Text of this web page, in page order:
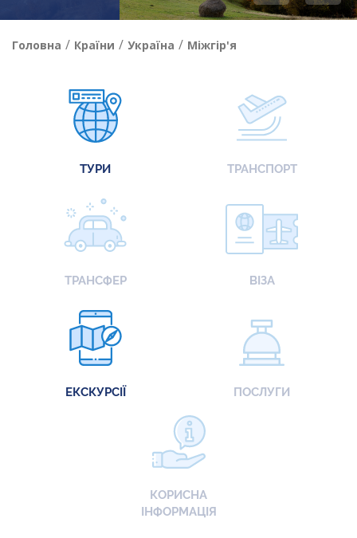
Головна / Країни / Україна / Міжгір'я
ТУРИ ТРАНСПОРТ
ТРАНСФЕР ВІЗА
ЕКСКУРСІЇ ПОСЛУГИ
КОРИСНА
ІНФОРМАЦІЯ